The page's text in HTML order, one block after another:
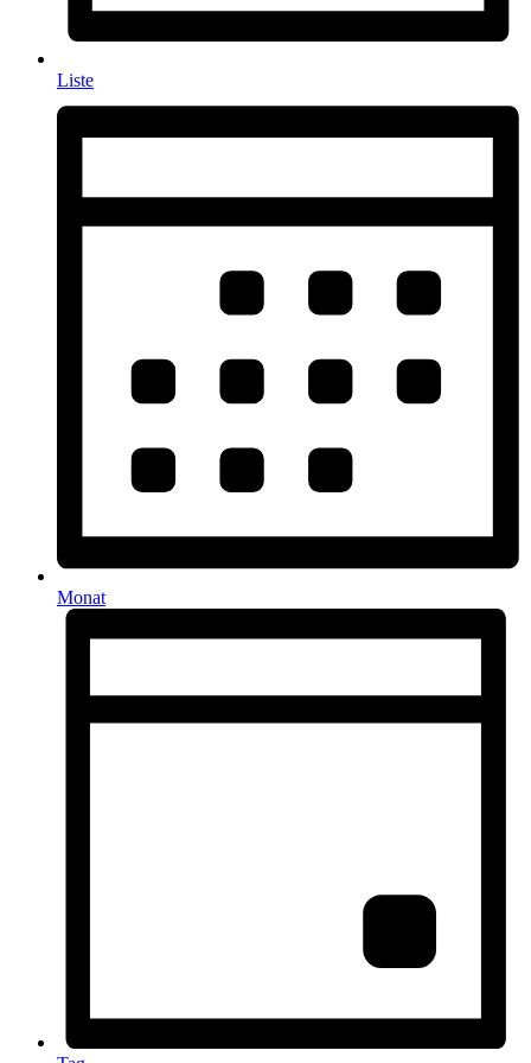
Liste
Monat